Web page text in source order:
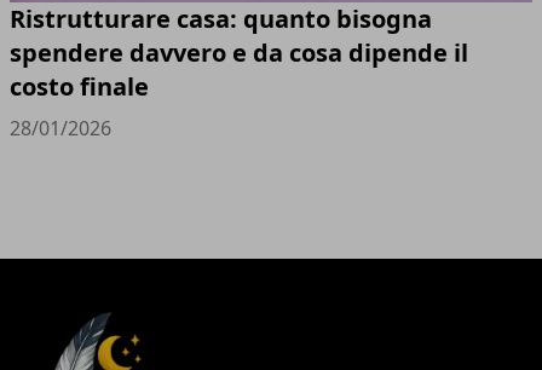
Ristrutturare casa: quanto bisogna
spendere davvero e da cosa dipende il
costo finale
28/01/2026